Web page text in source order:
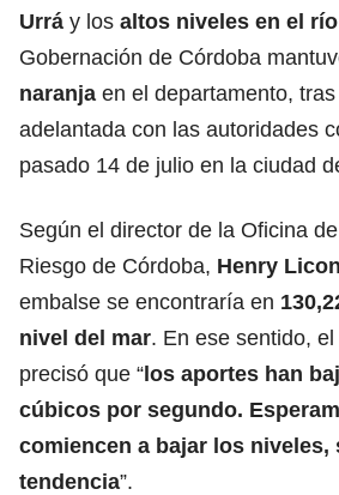
Urrá y los altos niveles en el
Gobernación de Córdoba
naranja en el departamento,
adelantada con las autoridades
pasado 14 de julio en la ciudad
Según el director de la Oficina
Riesgo de Córdoba, Henry
embalse se encontraría en
nivel del mar. En ese sentido,
precisó que “los aportes han
cúbicos por segundo.
comiencen a bajar los niveles,
tendencia”.